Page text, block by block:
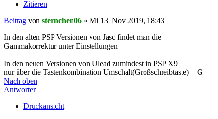
Zitieren
Beitrag von sternchen06 » Mi 13. Nov 2019, 18:43
In den alten PSP Versionen von Jasc findet man die
Gammakorrektur unter Einstellungen
In den neuen Versionen von Ulead zumindest in PSP X9
nur über die Tastenkombination Umschalt(Großschreibtaste) + G
Nach oben
Antworten
Druckansicht